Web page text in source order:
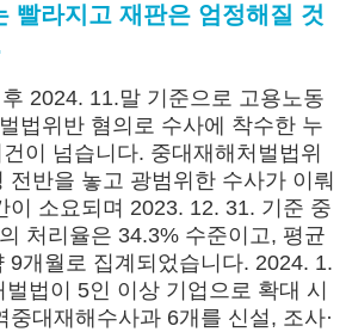
빨라지고 재판은 엄정해질 것
2024. 11.말 기준으로 고용노동
법위반 혐의로 수사에 착수한 누
이 넘습니다. 중대재해처벌법위
전반을 놓고 광범위한 수사가 이뤄
이 소요되며 2023. 12. 31. 기준 중
처리율은 34.3% 수준이고, 평균
9개월로 집계되었습니다. 2024. 1.
법이 5인 이상 기업으로 확대 시
중대재해수사과 6개를 신설, 조사·